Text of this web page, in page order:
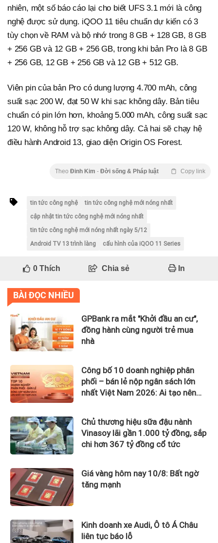
nhiên, một số báo cáo lại cho biết UFS 3.1 mới là công
nghệ được sử dụng. iQOO 11 tiêu chuẩn dự kiến có 3
tùy chọn về RAM và bộ nhớ trong 8 GB + 128 GB, 8 GB
+ 256 GB và 12 GB + 256 GB, trong khi bản Pro là 8 GB
+ 256 GB, 12 GB + 256 GB và 12 GB + 512 GB.
Viên pin của bản Pro có dung lượng 4.700 mAh, công
suất sạc 200 W, đạt 50 W khi sạc không dây. Bản tiêu
chuẩn có pin lớn hơn, khoảng 5.000 mAh, công suất sạc
120 W, không hỗ trợ sạc không dây. Cả hai sẽ chạy hệ
điều hành Android 13, giao diện Origin OS Forest.
Theo Đinh Kim - Đời sống & Pháp luật Copy link
tin tức công nghệ
tin tức công nghệ mới nóng nhất
cập nhật tin tức công nghệ mới nóng nhất
tin tức công nghệ mới nóng nhất ngày 5/12
Android TV 13 trình làng
cấu hình của iQOO 11 Series
0Thích Chia sẻ In
BÀI ĐỌC NHIỀU
GPBank ra mắt "Khởi đầu an cư",
đồng hành cùng người trẻ mua
nhà
Công bố 10 doanh nghiệp phân
phối – bán lẻ nộp ngân sách lớn
nhất Việt Nam 2026: Ai tạo nên
Chủ thương hiệu sữa đậu nành
Vinasoy lãi gần 1.000 tỷ đồng, sắp
chi hơn 367 tỷ đồng cổ tức
Giá vàng hôm nay 10/8: Bất ngờ
tăng mạnh
Kinh doanh xe Audi, Ô tô Á Châu
liên tục báo lỗ